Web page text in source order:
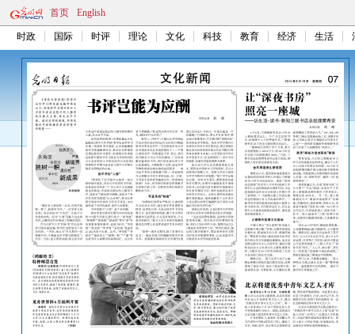
首页 English
时政 国际 时评 理论 文化 科技 教育 经济 生活